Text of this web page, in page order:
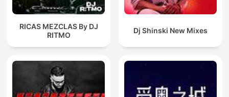
RICAS MEZCLAS By DJ
RITMO
Dj Shinski New Mixes